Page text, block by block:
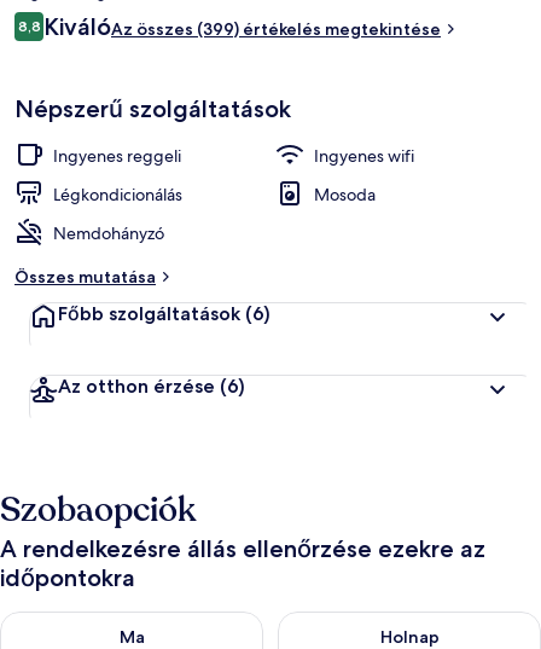
31 125 Ft
Értékelések
8,88,8 ennyiből: 10
KiválóAz összes (399) értékelés megtekintése
Népszerű szolgáltatások
Ingyenes reggeli
Ingyenes wifi
Légkondicionálás
Mosoda
Nemdohányzó
Összes mutatása
Főbb szolgáltatások (6)
Az otthon érzése (6)
Szobaopciók
A rendelkezésre állás ellenőrzése ezekre az
időpontokra
Ma
A ma esti rendelkezésre állás ellenőrzése: aug. 7 - aug. 8
Holnap
A holnapi rendelkezésre állás